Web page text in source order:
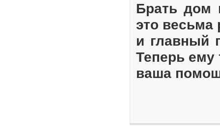
Брать дом
это весьма
и главный
Теперь ему
ваша